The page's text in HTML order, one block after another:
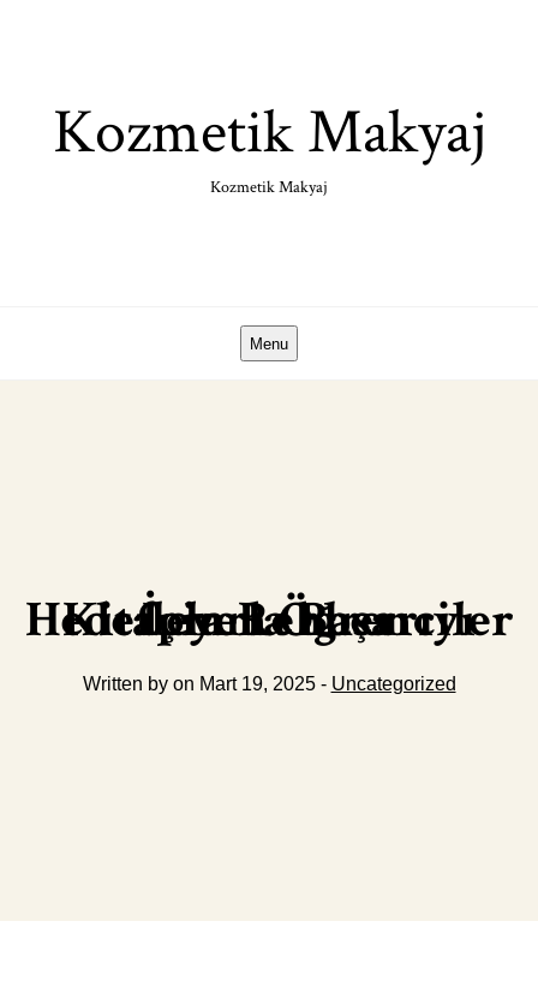
Kozmetik Makyaj
Kozmetik Makyaj
Menu
Kitaplarla Başarıyı Hedefleyen Öğrenciler İçin Rehber
Written by on Mart 19, 2025 - Uncategorized